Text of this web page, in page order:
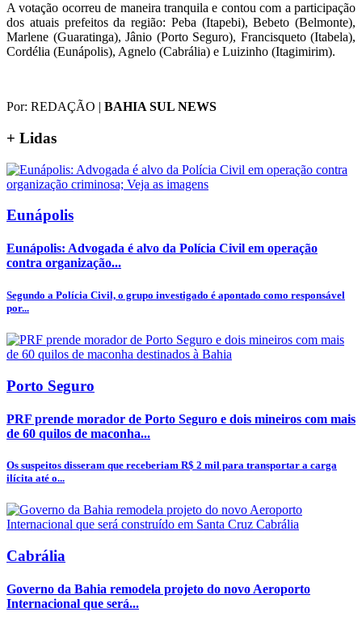
A votação ocorreu de maneira tranquila e contou com a participação
dos atuais prefeitos da região: Peba (Itapebi), Bebeto (Belmonte),
Marlene (Guaratinga), Jânio (Porto Seguro), Francisqueto (Itabela),
Cordélia (Eunápolis), Agnelo (Cabrália) e Luizinho (Itagimirim).
Por: REDAÇÃO | BAHIA SUL NEWS
+ Lidas
Eunápolis
Eunápolis: Advogada é alvo da Polícia Civil em operação
contra organização...
Segundo a Polícia Civil, o grupo investigado é apontado como responsável
por...
Porto Seguro
PRF prende morador de Porto Seguro e dois mineiros com mais
de 60 quilos de maconha...
Os suspeitos disseram que receberiam R$ 2 mil para transportar a carga
ilícita até o...
Cabrália
Governo da Bahia remodela projeto do novo Aeroporto
Internacional que será...